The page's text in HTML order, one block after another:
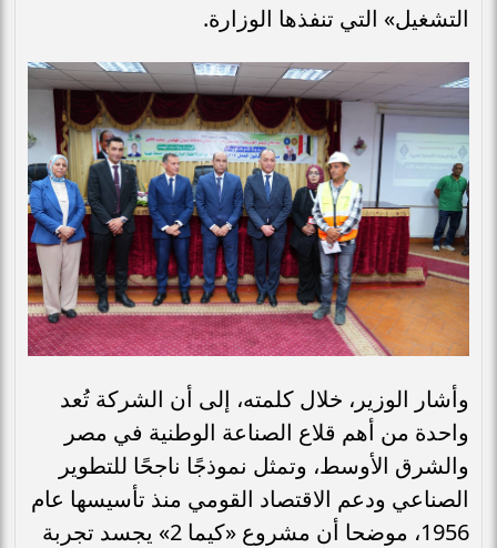
التشغيل» التي تنفذها الوزارة.
وأشار الوزير، خلال كلمته، إلى أن الشركة تُعد
واحدة من أهم قلاع الصناعة الوطنية في مصر
والشرق الأوسط، وتمثل نموذجًا ناجحًا للتطوير
الصناعي ودعم الاقتصاد القومي منذ تأسيسها عام
1956، موضحا أن مشروع «كيما 2» يجسد تجربة